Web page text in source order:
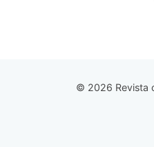
© 2026 Revista